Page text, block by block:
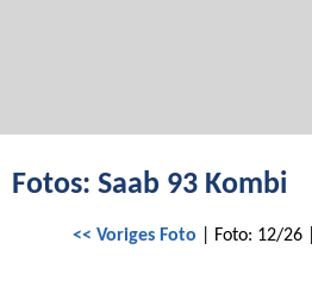
Fotos: Saab 93 Kombi
<< Voriges Foto | Foto: 12/26 |